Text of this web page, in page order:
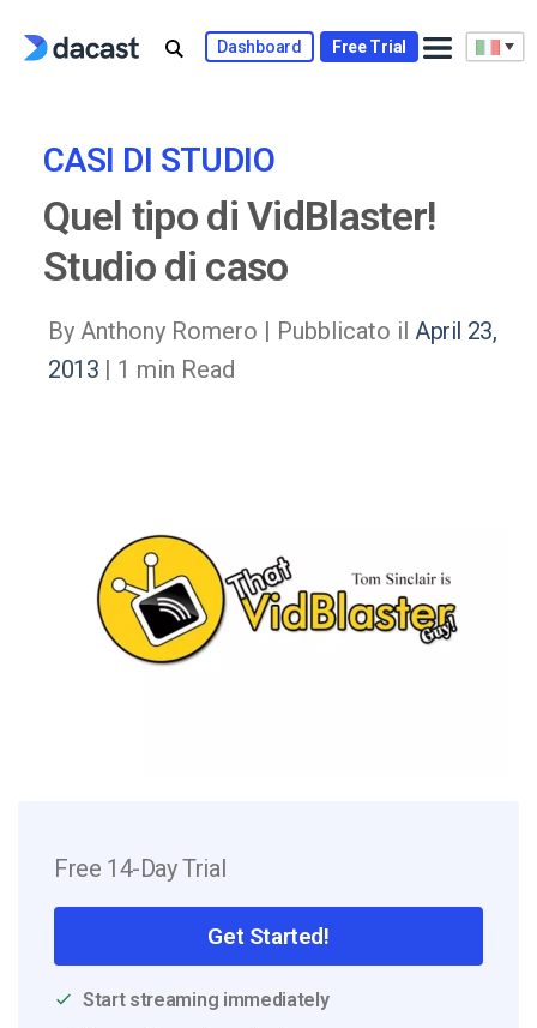
Dashboard Free Trial
CASI DI STUDIO
Quel tipo di VidBlaster!
Studio di caso
By Anthony Romero | Pubblicato il April 23,
2013 | 1 min Read
Free 14-Day Trial
Get Started!
Start streaming immediately